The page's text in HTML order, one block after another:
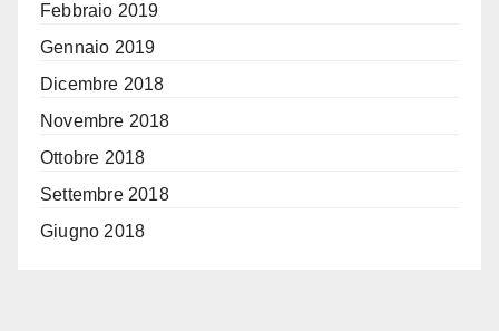
Febbraio 2019
Gennaio 2019
Dicembre 2018
Novembre 2018
Ottobre 2018
Settembre 2018
Giugno 2018